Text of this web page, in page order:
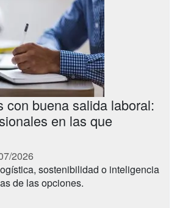
con buena salida laboral:
en las que
2026
sostenibilidad o inteligencia
de las opciones.